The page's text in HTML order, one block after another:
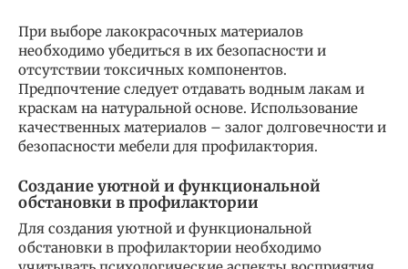
При выборе лакокрасочных материалов
необходимо убедиться в их безопасности и
отсутствии токсичных компонентов.
Предпочтение следует отдавать водным лакам и
краскам на натуральной основе. Использование
качественных материалов – залог долговечности и
безопасности мебели для профилактория.
Создание уютной и функциональной
обстановки в профилактории
Для создания уютной и функциональной
обстановки в профилактории необходимо